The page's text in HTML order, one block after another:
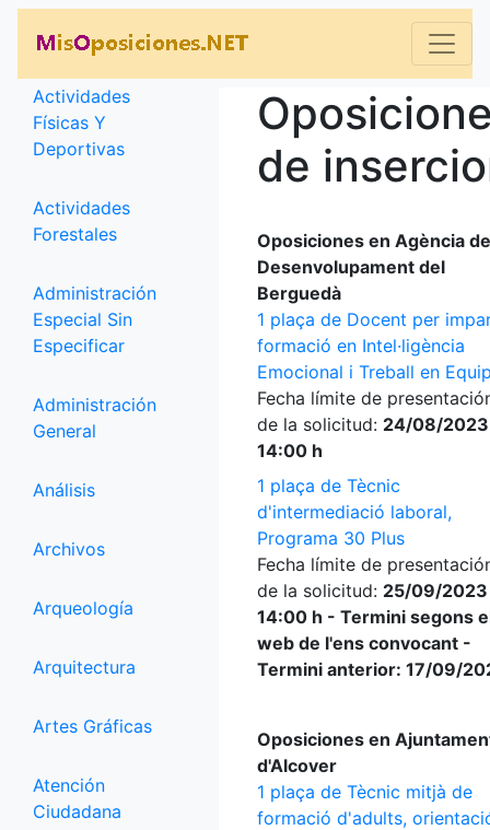
Categorías
Actividades
Físicas Y
Deportivas
Actividades
Forestales
Administración
Especial Sin
Especificar
Administración
General
Análisis
Archivos
Arqueología
Arquitectura
Artes Gráficas
Atención
Ciudadana
de
Oposiciones en Agència de
Desenvolupament del
Berguedà
1 plaça de Docent per
formació en Intel·ligència
Emocional i Treball en
Fecha límite de
de la solicitud: 24/08/2023
14:00 h
1 plaça de Tècnic
d'intermediació laboral,
Programa 30 Plus
Fecha límite de
de la solicitud: 25/09/2023
14:00 h - Termini segons
web de l'ens convocant -
Termini anterior: 17/09/
Oposiciones en
d'Alcover
1 plaça de Tècnic mitjà de
formació d'adults,